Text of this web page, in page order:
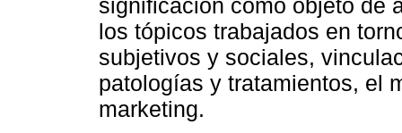
significación como objeto de
los tópicos trabajados en
subjetivos y sociales,
patologías y tratamientos, el
marketing.